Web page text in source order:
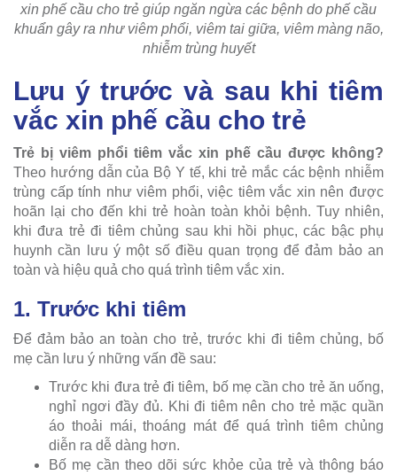
xin phế cầu cho trẻ giúp ngăn ngừa các bệnh do phế cầu
khuẩn gây ra như viêm phổi, viêm tai giữa, viêm màng não,
nhiễm trùng huyết
Lưu ý trước và sau khi tiêm
vắc xin phế cầu cho trẻ
Trẻ bị viêm phổi tiêm vắc xin phế cầu được không?
Theo hướng dẫn của Bộ Y tế, khi trẻ mắc các bệnh nhiễm
trùng cấp tính như viêm phổi, việc tiêm vắc xin nên được
hoãn lại cho đến khi trẻ hoàn toàn khỏi bệnh. Tuy nhiên,
khi đưa trẻ đi tiêm chủng sau khi hồi phục, các bậc phụ
huynh cần lưu ý một số điều quan trọng để đảm bảo an
toàn và hiệu quả cho quá trình tiêm vắc xin.
1. Trước khi tiêm
Để đảm bảo an toàn cho trẻ, trước khi đi tiêm chủng, bố
mẹ cần lưu ý những vấn đề sau:
Trước khi đưa trẻ đi tiêm, bố mẹ cần cho trẻ ăn uống,
nghỉ ngơi đầy đủ. Khi đi tiêm nên cho trẻ mặc quần
áo thoải mái, thoáng mát để quá trình tiêm chủng
diễn ra dễ dàng hơn.
Bố mẹ cần theo dõi sức khỏe của trẻ và thông báo